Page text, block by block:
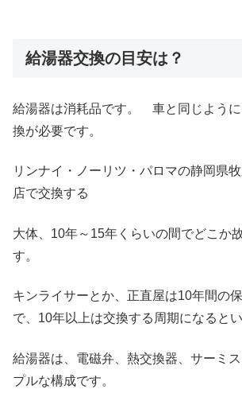
給湯器交換の目安は？
給湯器は消耗品です。 車と同じよう
換が必要です。
リンナイ・ノーリツ・パロマの静岡県
店で交換する
大体、10年～15年くらいの間でどこか
す。
キンライサーとか、正直屋は10年間の
で、10年以上は交換する周期になると
給湯器は、電磁弁、熱交換器、サーミ
プルな構成です。